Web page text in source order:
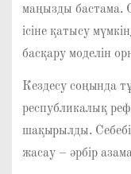
маңызды бастама.
ісіне қатысу
басқару моделін
Кездесу соңында
республикалық
шақырылды.
жасау – әрбір